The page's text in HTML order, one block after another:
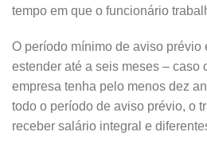
tempo em que o funcionário
O período mínimo de aviso prévio
estender até a seis meses – caso
empresa tenha pelo menos dez
todo o período de aviso prévio, o
receber salário integral e